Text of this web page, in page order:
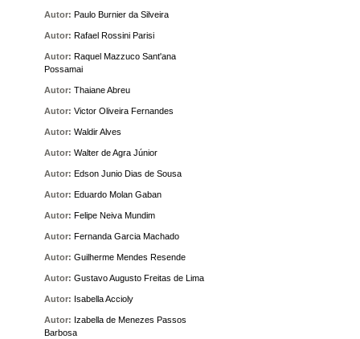
Autor: Paulo Burnier da Silveira
Autor: Rafael Rossini Parisi
Autor: Raquel Mazzuco Sant'ana
Possamai
Autor: Thaiane Abreu
Autor: Victor Oliveira Fernandes
Autor: Waldir Alves
Autor: Walter de Agra Júnior
Autor: Edson Junio Dias de Sousa
Autor: Eduardo Molan Gaban
Autor: Felipe Neiva Mundim
Autor: Fernanda Garcia Machado
Autor: Guilherme Mendes Resende
Autor: Gustavo Augusto Freitas de Lima
Autor: Isabella Accioly
Autor: Izabella de Menezes Passos
Barbosa